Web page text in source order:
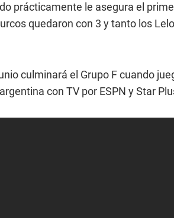
prácticamente le asegura el
quedaron con 3 y tanto los
culminará el Grupo F cuando
con TV por ESPN y Star